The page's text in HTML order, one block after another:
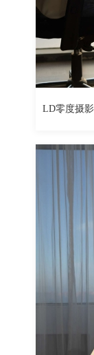
魅丝社
LD零度摄